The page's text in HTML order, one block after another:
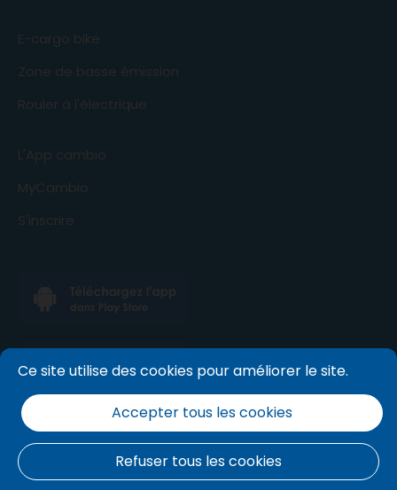
E-cargo bike
Zone de basse émission
Rouler à l'électrique
L'App cambio
MyCambio
S'inscrire
Ce site utilise des cookies pour améliorer le site.
Refuser tous les cookies
Accepter tous les cookies